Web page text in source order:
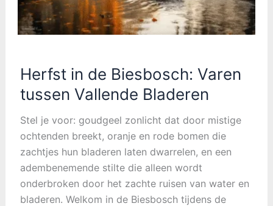
Interieur
Herfst in de Biesbosch: Varen
tussen Vallende Bladeren
Stel je voor: goudgeel zonlicht dat door mistige
ochtenden breekt, oranje en rode bomen die
zachtjes hun bladeren laten dwarrelen, en een
adembenemende stilte die alleen wordt
onderbroken door het zachte ruisen van water en
bladeren. Welkom in de Biesbosch tijdens de